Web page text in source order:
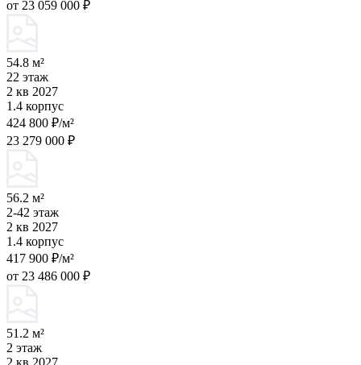
от 23 059 000 ₽
54.8 м²
22 этаж
2 кв 2027
1.4 корпус
424 800 ₽/м²
23 279 000 ₽
56.2 м²
2-42 этаж
2 кв 2027
1.4 корпус
417 900 ₽/м²
от 23 486 000 ₽
51.2 м²
2 этаж
2 кв 2027